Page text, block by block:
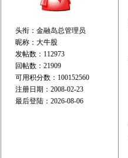
头衔：金融岛总管理员
昵称：大牛股
发帖数：112973
回帖数：21909
可用积分数：100152560
注册日期：2008-02-23
最后登陆：2026-08-06